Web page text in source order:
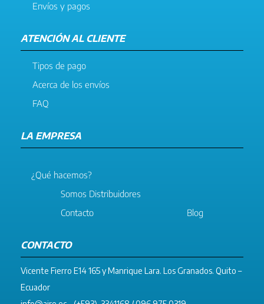
Envíos y pagos
ATENCIÓN AL CLIENTE
Tipos de pago
Acerca de los envíos
FAQ
LA EMPRESA
¿Qué hacemos?
Somos Distribuidores
Contacto
Blog
CONTACTO
Vicente Fierro E14 165 y Manrique Lara. Los Granados. Quito –
Ecuador